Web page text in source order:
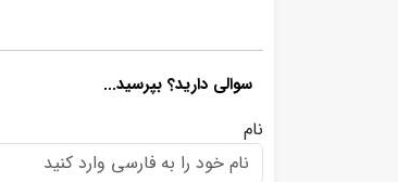
سوالی دارید؟ بپرسید...
نام